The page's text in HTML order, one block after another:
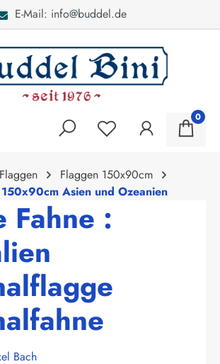
E-Mail: info@buddel.de
0
Flaggen
Flaggen 150x90cm
Asien und Ozeanien
Fahne :
Bach